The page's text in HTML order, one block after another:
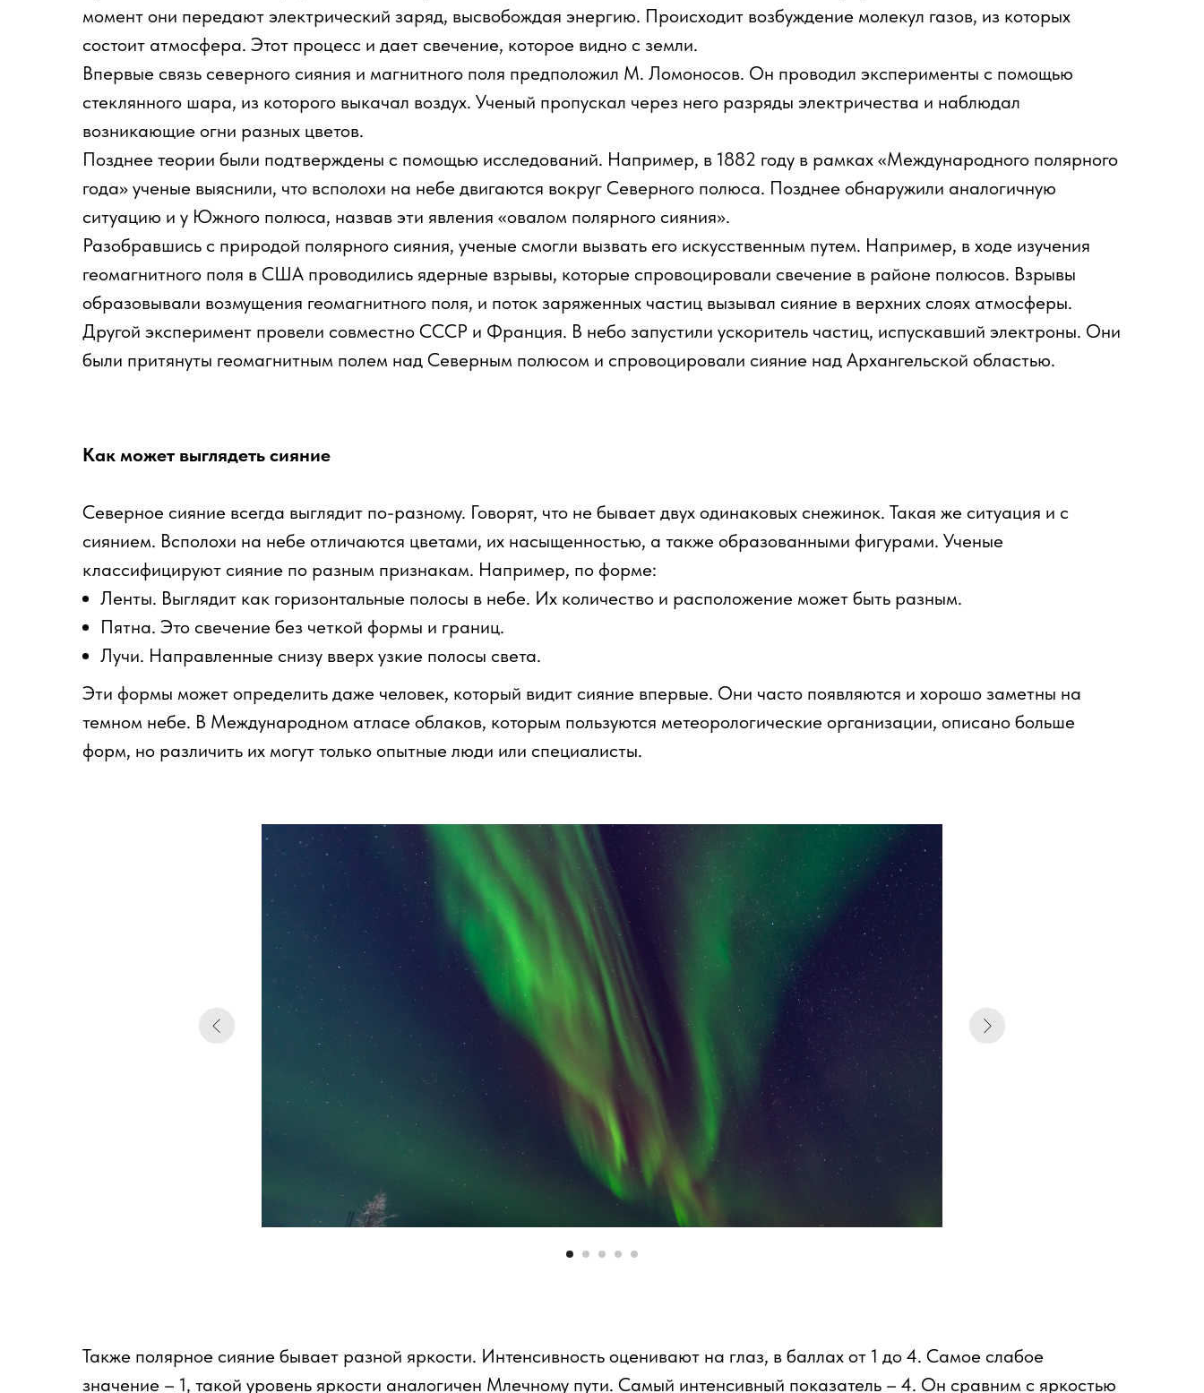
момент они передают электрический заряд, высвобождая энергию. Происходит возбуждение молекул газов, из которых
состоит атмосфера. Этот процесс и дает свечение, которое видно с земли.
Впервые связь северного сияния и магнитного поля предположил М. Ломоносов. Он проводил эксперименты с помощью
стеклянного шара, из которого выкачал воздух. Ученый пропускал через него разряды электричества и наблюдал
возникающие огни разных цветов.
Позднее теории были подтверждены с помощью исследований. Например, в 1882 году в рамках «Международного полярного
года» ученые выяснили, что всполохи на небе двигаются вокруг Северного полюса. Позднее обнаружили аналогичную
ситуацию и у Южного полюса, назвав эти явления «овалом полярного сияния».
Разобравшись с природой полярного сияния, ученые смогли вызвать его искусственным путем. Например, в ходе изучения
геомагнитного поля в США проводились ядерные взрывы, которые спровоцировали свечение в районе полюсов. Взрывы
образовывали возмущения геомагнитного поля, и поток заряженных частиц вызывал сияние в верхних слоях атмосферы.
Другой эксперимент провели совместно СССР и Франция. В небо запустили ускоритель частиц, испускавший электроны. Они
были притянуты геомагнитным полем над Северным полюсом и спровоцировали сияние над Архангельской областью.
Как может выглядеть сияние
Северное сияние всегда выглядит по-разному. Говорят, что не бывает двух одинаковых снежинок. Такая же ситуация и с
сиянием. Всполохи на небе отличаются цветами, их насыщенностью, а также образованными фигурами. Ученые
классифицируют сияние по разным признакам. Например, по форме:
Ленты. Выглядит как горизонтальные полосы в небе. Их количество и расположение может быть разным.
Пятна. Это свечение без четкой формы и границ.
Лучи. Направленные снизу вверх узкие полосы света.
Эти формы может определить даже человек, который видит сияние впервые. Они часто появляются и хорошо заметны на
темном небе. В Международном атласе облаков, которым пользуются метеорологические организации, описано больше
форм, но различить их могут только опытные люди или специалисты.
Также полярное сияние бывает разной яркости. Интенсивность оценивают на глаз, в баллах от 1 до 4. Самое слабое
значение – 1, такой уровень яркости аналогичен Млечному пути. Самый интенсивный показатель – 4. Он сравним с яркостью